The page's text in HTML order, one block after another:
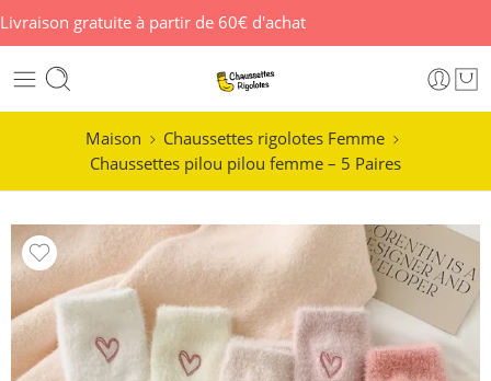
Livraison gratuite à partir de 60€ d'achat
Maison
Chaussettes rigolotes Femme
Chaussettes pilou pilou femme – 5 Paires